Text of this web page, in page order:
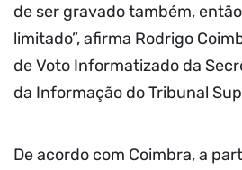
de ser gravado também,
limitado”, afirma Rodrigo
de Voto Informatizado da
da Informação do Tribunal
De acordo com Coimbra, a